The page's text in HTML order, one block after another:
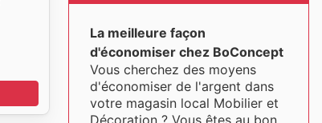
La meilleure façon
d'économiser chez BoConcept
Vous cherchez des moyens
d'économiser de l'argent dans
votre magasin local Mobilier et
Décoration ? Vous êtes au bon